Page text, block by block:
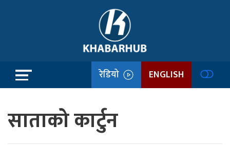
रेडियो ENGLISH
साताको कार्टुन